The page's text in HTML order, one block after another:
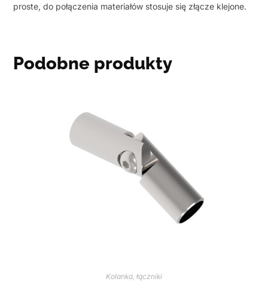
proste, do połączenia materiałów stosuje się złącze klejone.
Podobne produkty
Kolanka, łączniki